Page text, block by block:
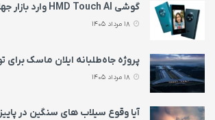
گوشی HMD Touch AI وارد بازار جهانی می‌ شود
پروژه جاه‌طلبانه ایلان ماسک برای
آیا وقوع سیلاب های سنگین در